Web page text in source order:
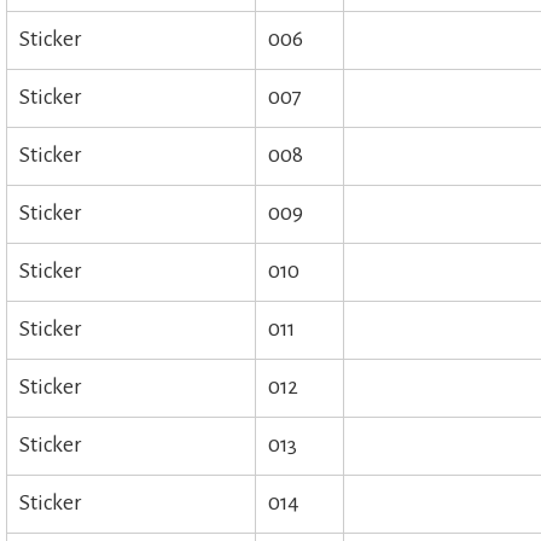
Sticker 006
Sticker 007
Sticker 008
Sticker 009
Sticker 010
Sticker 011
Sticker 012
Sticker 013
Sticker 014